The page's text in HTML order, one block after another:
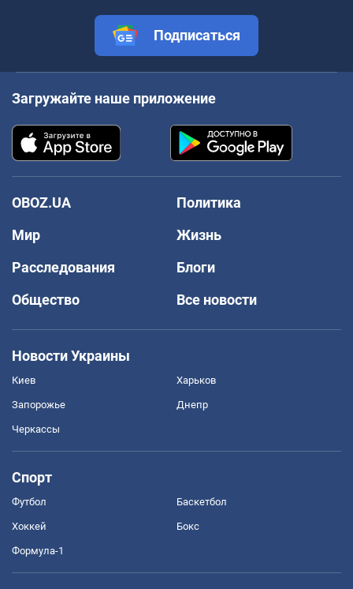
Подписаться
Загружайте наше приложение
OBOZ.UA
Политика
Мир
Жизнь
Расследования
Блоги
Общество
Все новости
Новости Украины
Киев Харьков
Запорожье Днепр
Черкассы
Спорт
Футбол Баскетбол
Хоккей Бокс
Формула-1